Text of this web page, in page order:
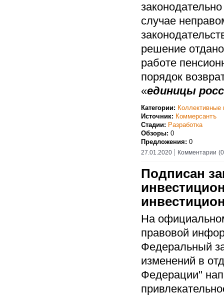
случае
решение
работе
порядок
«единицы
Категории: Коллективные
Источник: Коммерсантъ
Стадии: Разработка
Обзоры: 0
Предложения: 0
27.01.2020 Комментарии
Подписан
На
правовой
Федеральный
изменений в
Федерации"